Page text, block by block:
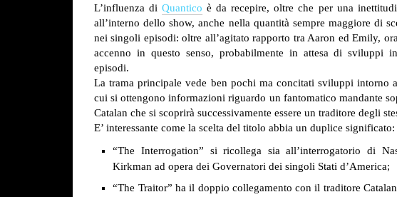
L’influenza diQuantico è da recepire, oltre che per una
all’interno dello show, anche nella quantità sempre maggiore di
nei singoli episodi: oltre all’agitato rapporto tra Aaron ed Emily,
accenno in questo senso, probabilmente in attesa di sviluppi
episodi.
La trama principale vede ben pochi ma concitati sviluppi intorno
cui si ottengono informazioni riguardo un fantomatico mandante
Catalan che si scoprirà successivamente essere un traditore degli
E’ interessante come la scelta del titolo abbia un duplice significato:
“The Interrogation” si ricollega sia all’interrogatorio di
Kirkman ad opera dei Governatori dei singoli Stati d’America;
“The Traitor” ha il doppio collegamento con il traditore